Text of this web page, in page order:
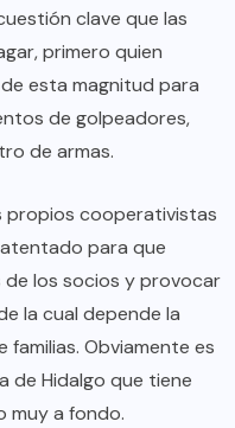
clave que las
primero quien
esta magnitud para
de golpeadores,
de armas.
propios cooperativistas
para que
de los socios y provocar
la cual depende la
familias. Obviamente es
de Hidalgo que tiene
muy a fondo.